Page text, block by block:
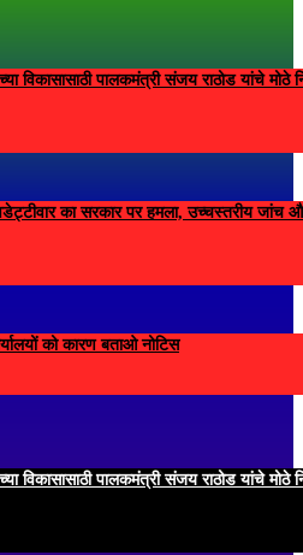
विकासासाठी पालकमंत्री संजय राठोड यांचे मोठे
का सरकार पर हमला, उच्चस्तरीय जांच
को कारण बताओ नोटिस
विकासासाठी पालकमंत्री संजय राठोड यांचे मोठे